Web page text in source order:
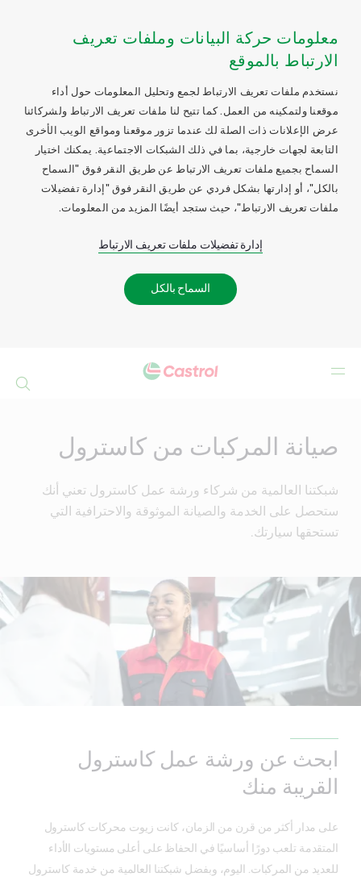
معلومات حركة البيانات وملفات تعريف
الارتباط بالموقع
نستخدم ملفات تعريف الارتباط لجمع وتحليل المعلومات حول أداء
موقعنا ولتمكينه من العمل. كما تتيح لنا ملفات تعريف الارتباط ولشركائنا
عرض الإعلانات ذات الصلة لك عندما تزور موقعنا ومواقع الويب الأخرى
التابعة لجهات خارجية، بما في ذلك الشبكات الاجتماعية. يمكنك اختيار
السماح بجميع ملفات تعريف الارتباط عن طريق النقر فوق "السماح
بالكل"، أو إدارتها بشكل فردي عن طريق النقر فوق "إدارة تفضيلات
ملفات تعريف الارتباط"، حيث ستجد أيضًا المزيد من المعلومات.
إدارة تفضيلات ملفات تعريف الارتباط
السماح بالكل
صيانة المركبات من كاسترول
شبكتنا العالمية من شركاء ورشة عمل كاسترول تعني أنك
ستحصل على الخدمة والصيانة الموثوقة والاحترافية التي
تستحقها سيارتك.
ابحث عن ورشة عمل كاسترول
القريبة منك
على مدار أكثر من قرن من الزمان، كانت زيوت محركات كاسترول
المتقدمة تلعب دورًا أساسيًا في الحفاظ على أعلى مستويات الأداء
للعديد من المركبات. اليوم، وبفضل شبكتنا العالمية من خدمة كاسترول